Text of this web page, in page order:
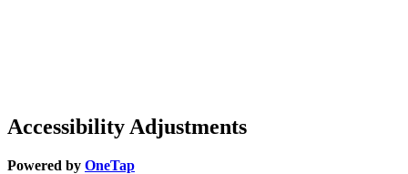
Accessibility Adjustments
Powered by OneTap